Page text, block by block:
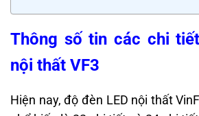
Thông số tin các chi
nội thất VF3
Hiện nay, độ đèn LED nội thất